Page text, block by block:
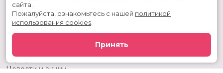
Скоро в кино
Тарифы
Новости и акции
сайта.
Пожалуйста, ознакомьтесь с нашей политикой
использования cookies
Принять